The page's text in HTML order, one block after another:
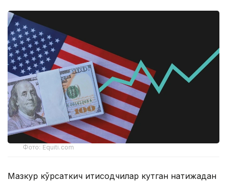
Фото: Equiti.com
Мазкур кўрсаткич иқтисодчилар кутган натижадан